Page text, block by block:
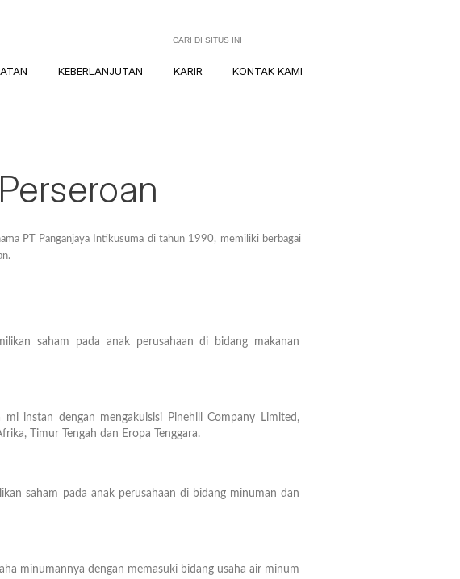
KEBERLANJUTAN KARIR KONTAK KAMI
PT Panganjaya Intikusuma di tahun 1990, memiliki berbagai
saham pada anak perusahaan di bidang makanan
instan dengan mengakuisisi Pinehill Company Limited,
Timur Tengah dan Eropa Tenggara.
saham pada anak perusahaan di bidang minuman dan
minumannya dengan memasuki bidang usaha air minum